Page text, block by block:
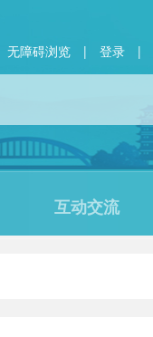
无障碍浏览 | 登录 |
互动交流